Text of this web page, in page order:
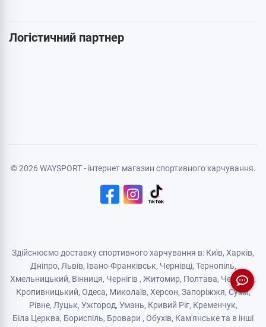
Карта сайту
Договір публічної оферти
Логістичний партнер
© 2026 WAYSPORT - інтернет магазин спортивного харчування.